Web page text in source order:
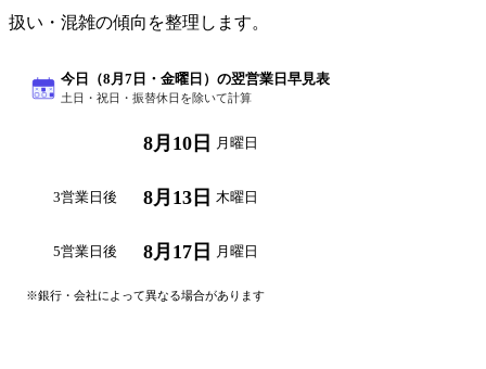
扱い・混雑の傾向を整理します。
今日（8月7日・金曜日）の翌営業日早見表
土日・祝日・振替休日を除いて計算
8月10日 月曜日
3営業日後 8月13日 木曜日
5営業日後 8月17日 月曜日
※銀行・会社によって異なる場合があります